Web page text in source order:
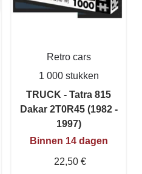
Retro cars
1 000 stukken
TRUCK - Tatra 815
Dakar 2T0R45 (1982 -
1997)
Binnen 14 dagen
22,50 €